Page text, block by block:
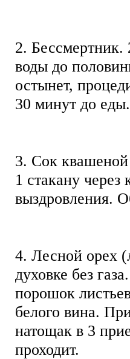
2. Бессмертник.
воды до
остынет,
30 минут до
3. Сок
1 стакану
выздровления.
4. Лесной орех
духовке без
порошок
белого вина.
натощак в 3
проходит.